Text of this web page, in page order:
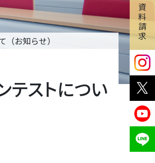
資
料
請
求
お知らせ）
テストについ